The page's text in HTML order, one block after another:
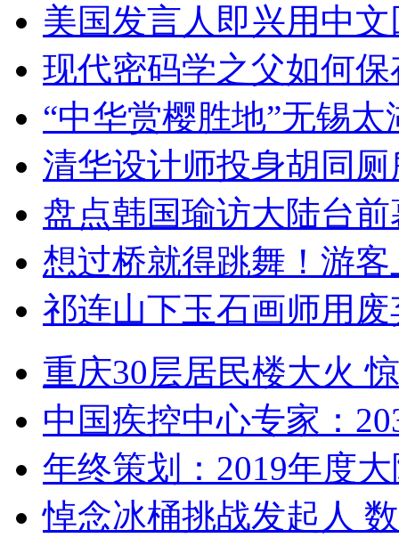
美国发言人即兴用中
现代密码学之父如何
“中华赏樱胜地”无锡
清华设计师投身胡同
盘点韩国瑜访大陆台
想过桥就得跳舞！游客
祁连山下玉石画师用
重庆30层居民楼大火
中国疾控中心专家：
年终策划：2019年度
悼念冰桶挑战发起人